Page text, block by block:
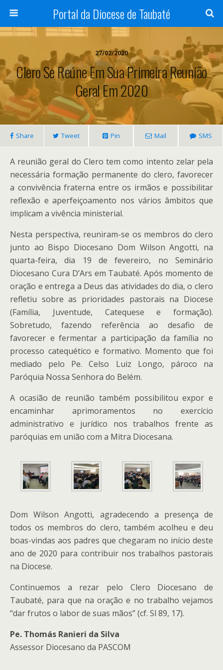
Portal da Diocese de Taubaté
27/02/2020
Clero Se Reúne Em Sua Primeira Reunião
Geral Em 2020
Share Tweet Pin Mail SMS
A reunião geral do Clero tem como intento zelar pela
necessária formação permanente do clero, favorecer
a convivência fraterna entre os irmãos e possibilitar
reflexão e aperfeiçoamento nos vários âmbitos que
implicam a vivência ministerial.
Nesta perspectiva, reuniram-se os membros do clero
junto ao Bispo Diocesano Dom Wilson Angotti, na
quarta-feira, dia 19 de fevereiro, no Seminário
Diocesano Cura D’Ars em Taubaté. Após momento de
oração e entrega a Deus das atividades do dia, o clero
refletiu sobre as prioridades pastorais na Diocese
(Família, Juventude, Catequese e formação).
Sobretudo, fazendo referência ao desafio de
favorecer e fermentar a participação da família no
processo catequético e formativo. Momento que foi
mediado pelo Pe. Celso Luiz Longo, pároco na
Paróquia Nossa Senhora do Belém.
A ocasião de reunião também possibilitou expor e
encaminhar aprimoramentos no exercício
administrativo e jurídico nos trabalhos frente as
paróquias em união com a Mitra Diocesana.
Dom Wilson Angotti, agradecendo a presença de
todos os membros do clero, também acolheu e deu
boas-vindas aos padres que chegaram no início deste
ano de 2020 para contribuir nos trabalhos pastorais
na Diocese.
Continuemos a rezar pelo Clero Diocesano de
Taubaté, para que na oração e no trabalho vejamos
“dar frutos o labor de suas mãos” (cf. Sl 89, 17).
Pe. Thomás Ranieri da Silva
Assessor Diocesano da PASCOM